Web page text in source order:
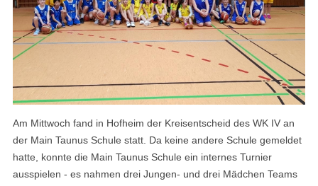
Am Mittwoch fand in Hofheim der Kreisentscheid des WK IV an
der Main Taunus Schule statt. Da keine andere Schule gemeldet
hatte, konnte die Main Taunus Schule ein internes Turnier
ausspielen - es nahmen drei Jungen- und drei Mädchen Teams